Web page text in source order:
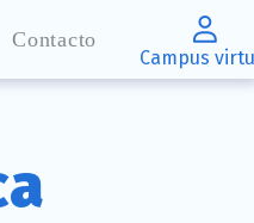
Contacto
Campus